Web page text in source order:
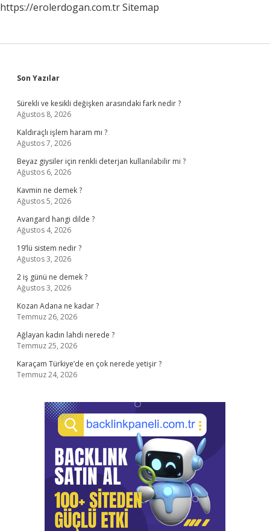
https://erolerdogan.com.trSitemap
Sidebar
Son Yazılar
Sürekli ve kesikli değişken arasındaki fark nedir ?
Ağustos 8, 2026
Kaldıraçlı işlem haram mı ?
Ağustos 7, 2026
Beyaz giysiler için renkli deterjan kullanılabilir mi ?
Ağustos 6, 2026
Kavmin ne demek ?
Ağustos 5, 2026
Avangard hangi dilde ?
Ağustos 4, 2026
19’lü sistem nedir ?
Ağustos 3, 2026
2 iş günü ne demek ?
Ağustos 3, 2026
Kozan Adana ne kadar ?
Temmuz 26, 2026
Ağlayan kadın lahdi nerede ?
Temmuz 25, 2026
Karaçam Türkiye’de en çok nerede yetişir ?
Temmuz 24, 2026